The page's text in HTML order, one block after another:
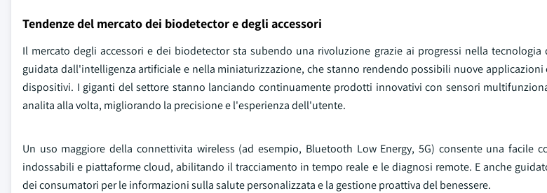
Tendenze del mercato dei biodetector e degli accessori
Il mercato degli accessori e dei biodetector sta subendo una rivoluzione grazie ai progressi nella
guidata dall'intelligenza artificiale e nella miniaturizzazione, che stanno rendendo possibili nuove
dispositivi. I giganti del settore stanno lanciando continuamente prodotti innovativi con sensori
analita alla volta, migliorando la precisione e l'esperienza dell'utente.
Un uso maggiore della connettivita wireless (ad esempio, Bluetooth Low Energy, 5G) consente una facile
indossabili e piattaforme cloud, abilitando il tracciamento in tempo reale e le diagnosi remote. E anche
dei consumatori per le informazioni sulla salute personalizzata e la gestione proattiva del benessere.